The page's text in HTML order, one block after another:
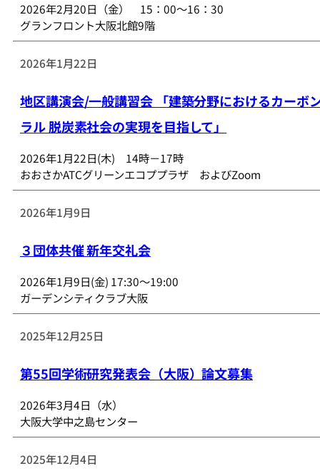
2026年2月20日（金） 15：00～16：30
グランフロント大阪北館9階
2026年1月22日
地区講演会/一般講習会 「建築分野におけるカーボ
ラル 脱炭素社会の実現を目指して」
2026年1月22日(木) 14時－17時
おおさかATCグリーンエコププラザ およびZoom
2026年1月9日
３団体共催 新年交礼会
2026年1月9日(金) 17:30～19:00
ガーデンシティクラブ大阪
2025年12月25日
第55回学術研究発表会（大阪）論文募集
2026年3月4日（水）
大阪大学中之島センター
2025年12月4日